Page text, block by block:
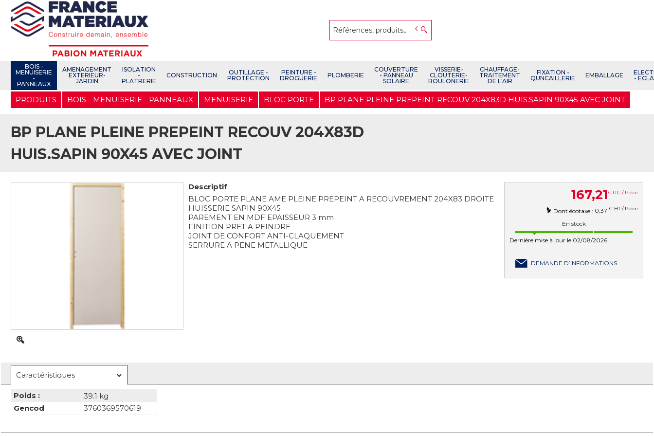
Aller
contenu
BOIS -
MENUISERIE
-
PANNEAUX
AMENAGEMENT
EXTERIEUR-
JARDIN
ISOLATION
-
PLATRERIE
CONSTRUCTION
OUTILLAGE -
PROTECTION
PEINTURE -
DROGUERIE
PLOMBERIE
COUVERTURE
- PANNEAU
SOLAIRE
VISSERIE-
CLOUTERIE-
BOULONERIE
CHAUFFAGE-
TRAITEMENT
DE L'AIR
FIXATION -
QUNCAILLERIE
EMBALLAGE
-
PRODUITS BOIS - MENUISERIE - PANNEAUX MENUISERIE BLOC PORTE BP PLANE PLEINE PREPEINT RECOUV 204X83D HUIS.SAPIN 90X45 AVEC JOINT
BP PLANE PLEINE PREPEINT RECOUV 204X83D
HUIS.SAPIN 90X45 AVEC JOINT
Descriptif
BLOC PORTE PLANE AME PLEINE PREPEINT A RECOUVREMENT 204X83 DROITE
HUISSERIE SAPIN 90X45
PAREMENT EN MDF EPAISSEUR 3 mm
FINITION PRET A PEINDRE
JOINT DE CONFORT ANTI-CLAQUEMENT
SERRURE A PENE METALLIQUE
167,21€TTC / Pièce
Dont écotaxe : 0,37 € HT / Pièce
En stock
Dernière mise à jour le 02/08/2026
DEMANDE D’INFORMATIONS
Caractéristiques
Poids :
39.1 kg
Gencod
3760369570619